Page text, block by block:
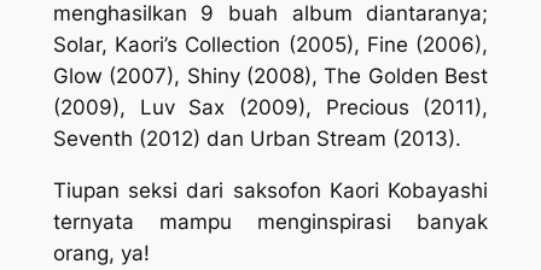
menghasilkan 9 buah album diantaranya;
Solar, Kaori’s Collection (2005), Fine (2006),
Glow (2007), Shiny (2008),The Golden Best
(2009), Luv Sax (2009), Precious (2011),
Seventh (2012) dan Urban Stream (2013).
Tiupan seksi dari saksofon Kaori Kobayashi
ternyata mampu menginspirasi banyak
orang, ya!